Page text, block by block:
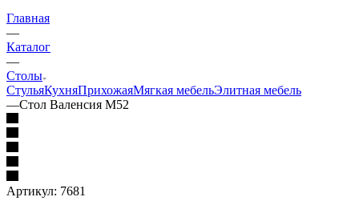
Главная
—
Каталог
—
Столы
СтульяКухняПрихожаяМягкая мебельЭлитная мебель
—Стол Валенсия М52
Артикул: 7681